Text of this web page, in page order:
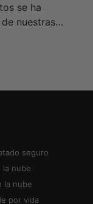
se ha
nuestras
de
seguro
la nube
la nube
por vida